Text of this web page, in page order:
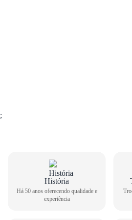
GUIA DE
;
História
Há 50 anos oferecendo qualidade e
experiência